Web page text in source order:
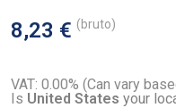
8,23 € (bruto)
VAT: 0.00% (Can vary
Is United States your